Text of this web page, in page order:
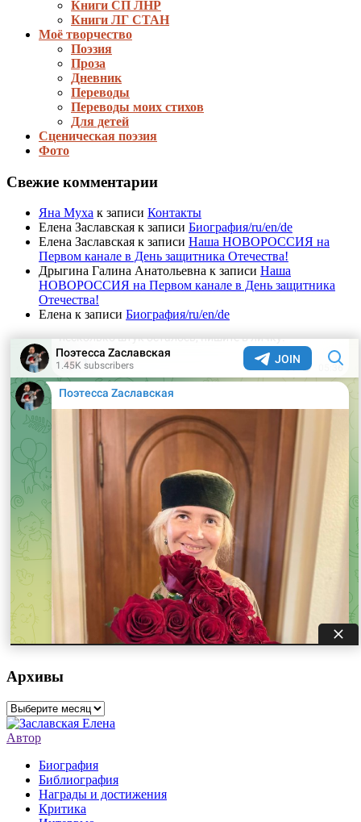
Книги СП ЛНР
Книги ЛГ СТАН
Моё творчество
Поэзия
Проза
Дневник
Переводы
Переводы моих стихов
Для детей
Сценическая поэзия
Фото
Свежие комментарии
Яна Муха к записи Контакты
Елена Заславская к записи Биография/ru/en/de
Елена Заславская к записи Наша НОВОРОССИЯ на
Первом канале в День защитника Отечества!
Дрыгина Галина Анатольевна к записи Наша
НОВОРОССИЯ на Первом канале в День защитника
Отечества!
Елена к записи Биография/ru/en/de
Архивы
Архивы
Автор
Биография
Библиография
Награды и достижения
Критика